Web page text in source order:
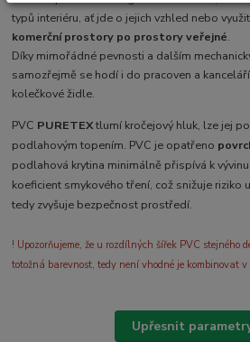
typů interiéru, ať jde o jejich vzhled nebo
komerční prostory po prostory veřejné.
Díky mimořádné pevnosti a dalším
samozřejmě se hodí i do pracoven a
kolečkové židle.
PVC PURETEXtlumí kročejový hluk, lze jej
podlahovým topením. PVC je opatřeno
podlahová krytina minimálně přispívá k
koeficient smykového tření, což snižuje riziko
tedy zvyšuje bezpečnost prostředí.
! Upozorňujeme, že u rozdílných šířek PVC stejného
totožná barevnost, tedy není vhodné je kombinovat v
Upřesnit